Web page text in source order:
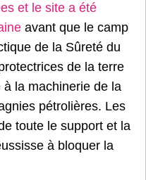
et le site a été
avant que le camp
de la Sûreté du
de la terre
à la machinerie de la
pétrolières. Les
toute le support et la
à bloquer la